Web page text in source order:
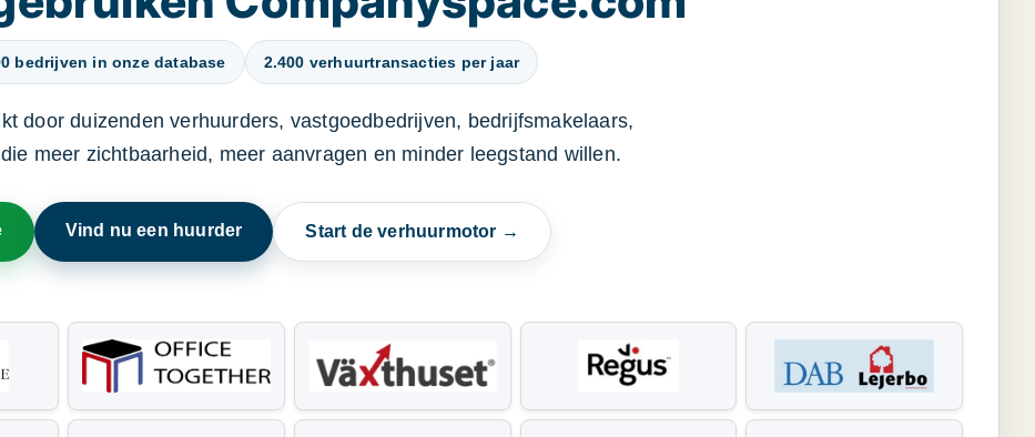
bedrijven in onze database 2.400 verhuurtransacties per jaar
door duizenden verhuurders, vastgoedbedrijven, bedrijfsmakelaars,
meer zichtbaarheid, meer aanvragen en minder leegstand willen.
Vind nu een huurder Start de verhuurmotor →